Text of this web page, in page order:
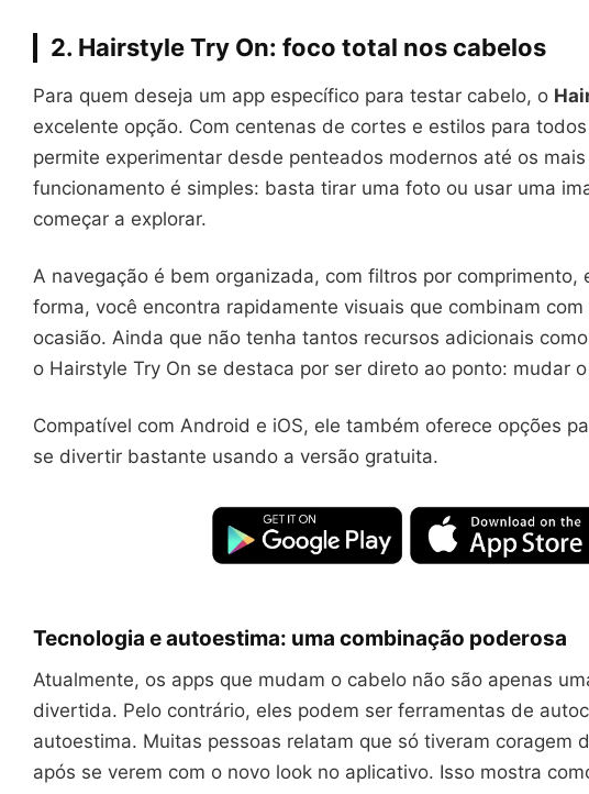
2. Hairstyle Try On: foco total nos cabelos
Para quem deseja um app específico para testar cabelo, o
excelente opção. Com centenas de cortes e estilos para
permite experimentar desde penteados modernos até os mais
funcionamento é simples: basta tirar uma foto ou usar uma
começar a explorar.
A navegação é bem organizada, com filtros por comprimento,
forma, você encontra rapidamente visuais que combinam com
ocasião. Ainda que não tenha tantos recursos adicionais
o Hairstyle Try On se destaca por ser direto ao ponto: mudar
Compatível com Android e iOS, ele também oferece opções
se divertir bastante usando a versão gratuita.
Tecnologia e autoestima: uma combinação poderosa
Atualmente, os apps que mudam o cabelo não são apenas
divertida. Pelo contrário, eles podem ser ferramentas de
autoestima. Muitas pessoas relatam que só tiveram coragem
após se verem com o novo look no aplicativo. Isso mostra